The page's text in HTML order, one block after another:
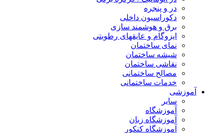
در و پنجره
دکوراسیون داخلی
برق و هوشمند سازی
ایزوگام و عایقهای رطوبتی
نمای ساختمان
شیشه ساختمان
نقاشی ساختمان
مصالح ساختمانی
خدمات ساختمانی
آموزشی
سایر
آموزشگاه
آموزشگاه زبان
آموزشگاه کنکور